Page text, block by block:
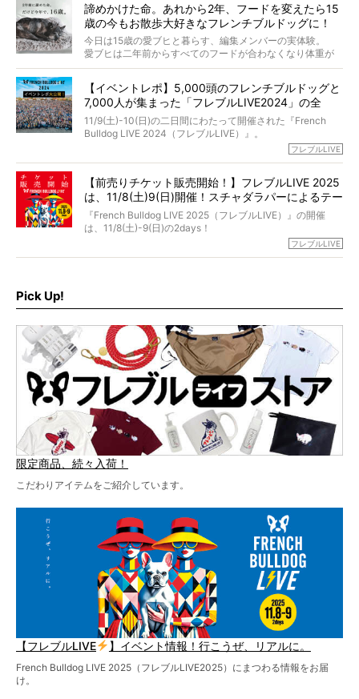
くれる？」
さらには、霊感がない人でも愛犬が成仏したことを知る方
法まで。
お笑い芸人だからこそ暗くなりすぎない、むしろ心がスッ
と軽くなる。
永久保存版のスペシャル対談です！
た。
僧侶としての名は「靖賢（せいけん）」。
当時54歳という年齢にして、なぜ動物専門僧侶という道を
選んだのか。
また、愛犬の旅立ちとどのように向き合うべきなのか。
た。
諦めかけた命。あれから2年、フードを変えたら15
歳の今もお散歩大好きなフレンチブルドッグに！
今日は15歳の愛ブヒと暮らす、編集メンバーの実体験。
愛ブヒは二年前からすべてのフードが合わなくなり体重が
激減。検査をしても異常はなく「年齢のせいですね…」と言
もう諦めるしかないのかな…そんなとき、我が家に届いたの
が「THE fu-do(ザ・フード)」の試食品でした。
そして「THE fu-do(ザ・フード)」を食べつづけて二年、愛
ブヒは15歳になり、今も元気にお散歩をしています。
今回は、二年前の絶望から今までを包み隠さず、時系列で
【イベントレポ】5,000頭のフレンチブルドッグと
7,000人が集まった「フレブルLIVE2024」の全
貌！
11/9(土)-10(日)の二日間にわたって開催された『French
Bulldog LIVE 2024（フレブルLIVE）』。
今年はのべ5,000頭のフレンチブルドッグと7,000人のフレ
day1の司会はフレブルラバーのロッチさん。day2の音楽フ
ェスには世代ど真ん中のPUFFYが出演するなど、例年以上
に豪華なラインナップ。
北は北海道、南は鹿児島県から。全国のフレンチブルドッ
グが一堂に会した「フレブルLIVE2024」の模様を、詳しく
フレブルLIVE
【前売りチケット販売開始！】フレブルLIVE 2025
は、11/8(土)9(日)開催！スチャダラパーによるテー
マソング制作も決定
『French Bulldog LIVE 2025（フレブルLIVE）』の開催
は、11/8(土)-9(日)の2days！
お得な前売りチケット、いよいよ販売スタートです！
ど、内容盛りだくさんでお送りしていますので、最後まで
お見逃しなく！
フレブルLIVE
Pick Up!
限定商品、続々入荷！
こだわりアイテムをご紹介しています。
【フレブルLIVE 】イベント情報！行こうぜ、リアルに。
French Bulldog LIVE 2025（フレブルLIVE2025）にまつわる情報をお届
け。